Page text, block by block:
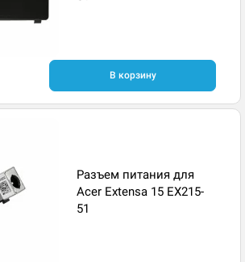
В корзину
Разъем питания для
Acer Extensa 15 EX215-
51